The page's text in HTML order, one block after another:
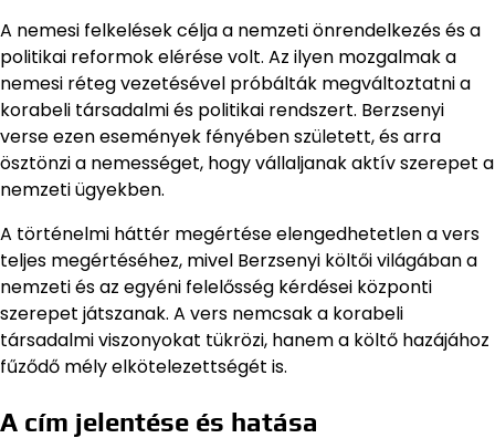
A nemesi felkelések célja a nemzeti önrendelkezés és a
politikai reformok elérése volt. Az ilyen mozgalmak a
nemesi réteg vezetésével próbálták megváltoztatni a
korabeli társadalmi és politikai rendszert. Berzsenyi
verse ezen események fényében született, és arra
ösztönzi a nemességet, hogy vállaljanak aktív szerepet a
nemzeti ügyekben.
A történelmi háttér megértése elengedhetetlen a vers
teljes megértéséhez, mivel Berzsenyi költői világában a
nemzeti és az egyéni felelősség kérdései központi
szerepet játszanak. A vers nemcsak a korabeli
társadalmi viszonyokat tükrözi, hanem a költő hazájához
fűződő mély elkötelezettségét is.
A cím jelentése és hatása